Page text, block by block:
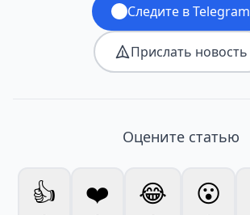
Следите в Telegram
Прислать новость
Оцените статью
👍 ❤️ 😂 😮